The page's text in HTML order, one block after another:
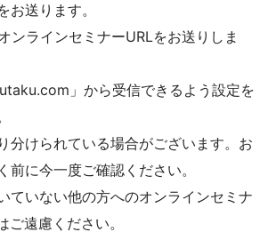
お送ります。
ンラインセミナーURLをお送りしま
」から受信できるよう設定を
分けられている場合がございます。お
前に今一度ご確認ください。
ていない他の方へのオンラインセミナ
ご遠慮ください。